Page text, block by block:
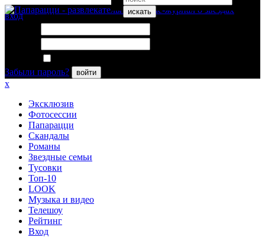
искать
вход
Забыли пароль?
войти
x
Эксклюзив
Фотосессии
Папарацци
Скандалы
Романы
Звездные семьи
Тусовки
Топ-10
LOOK
Музыка и видео
Телешоу
Рейтинг
Вход